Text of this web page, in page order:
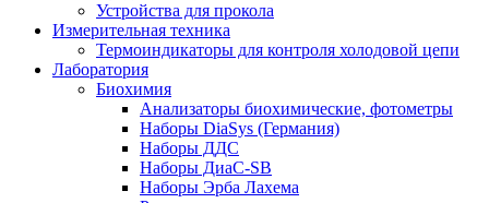
Устройства для прокола
Измерительная техника
Термоиндикаторы для контроля холодовой цепи
Лаборатория
Биохимия
Анализаторы биохимические, фотометры
Наборы DiaSys (Германия)
Наборы ДДС
Наборы ДиаС-SB
Наборы Эрба Лахема